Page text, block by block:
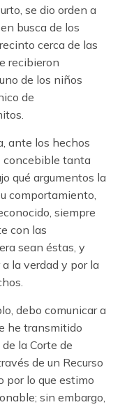
se dio orden a
busca de los
cerca de las
recibieron
de los niños
de
ante los hechos
concebible tanta
qué argumentos la
comportamiento,
siempre
con las
sean éstas, y
la verdad y por la
debo comunicar a
he transmitido
la Corte de
de un Recurso
por lo que estimo
sin embargo,